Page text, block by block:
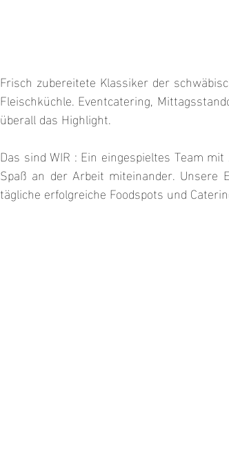
Frisch zubereitete Klassiker der
Fleischküchle. Eventcatering,
überall das Highlight.
Das sind WIR : Ein eingespieltes Team
Spaß an der Arbeit miteinander.
tägliche erfolgreiche Foodspots und